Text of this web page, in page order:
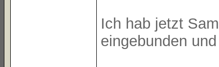
Ich hab jetzt
eingebunden